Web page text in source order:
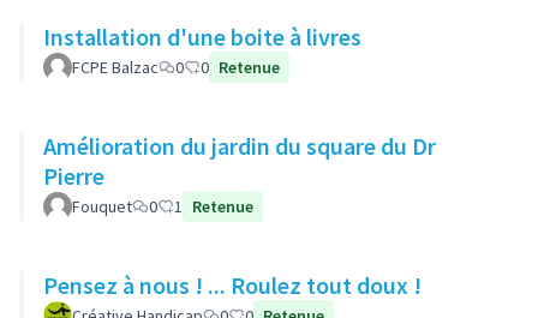
Installation d'une boite à livres
FCPE Balzac 0 0 Retenue
Amélioration du jardin du square du Dr
Pierre
Fouquet 0 1 Retenue
Pensez à nous ! ... Roulez tout doux !